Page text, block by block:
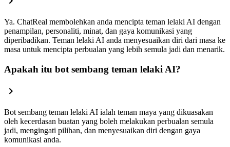
Ya. ChatReal membolehkan anda mencipta teman lelaki AI dengan
penampilan, personaliti, minat, dan gaya komunikasi yang
diperibadikan. Teman lelaki AI anda menyesuaikan diri dari masa ke
masa untuk mencipta perbualan yang lebih semula jadi dan menarik.
Apakah itu bot sembang teman lelaki AI?
Bot sembang teman lelaki AI ialah teman maya yang dikuasakan
oleh kecerdasan buatan yang boleh melakukan perbualan semula
jadi, mengingati pilihan, dan menyesuaikan diri dengan gaya
komunikasi anda.